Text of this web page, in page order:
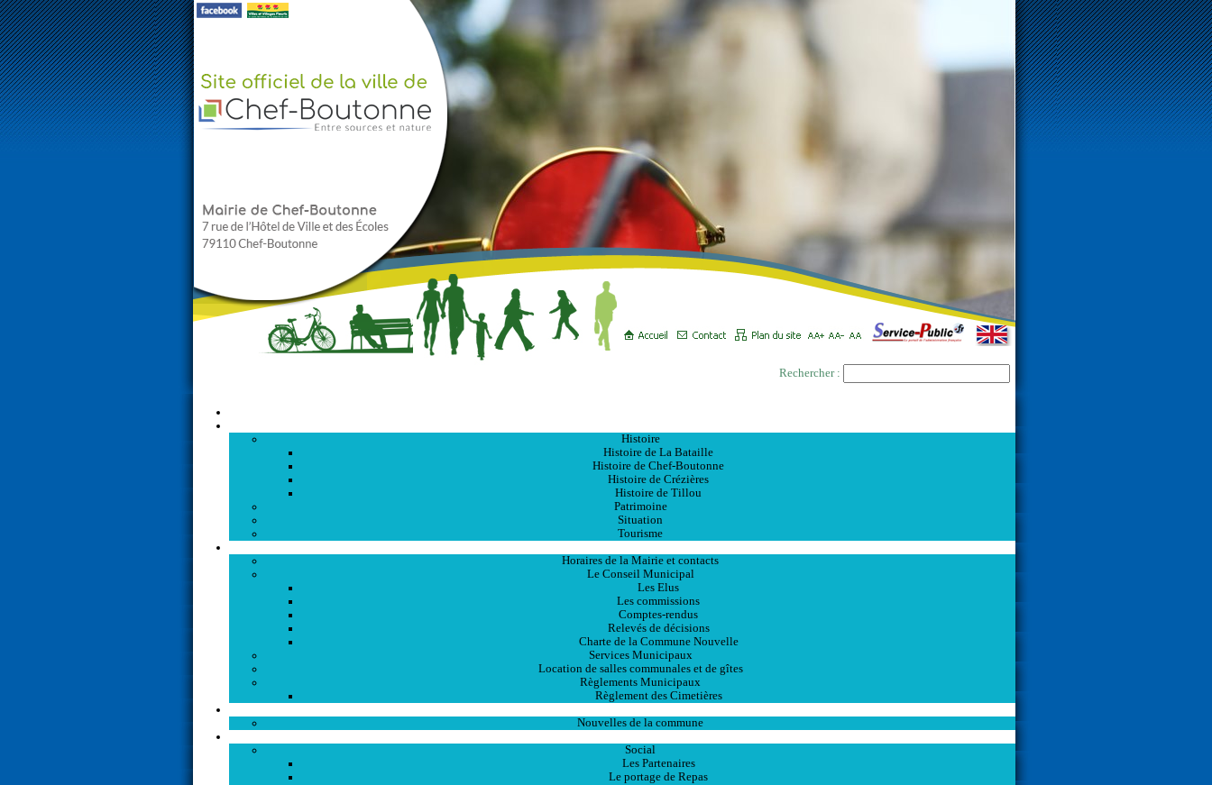
Rechercher :
Histoire
Histoire de La Bataille
Histoire de Chef-Boutonne
Histoire de Crézières
Histoire de Tillou
Patrimoine
Situation
Tourisme
Horaires de la Mairie et contacts
Le Conseil Municipal
Les Elus
Les commissions
Comptes-rendus
Relevés de décisions
Charte de la Commune Nouvelle
Services Municipaux
Location de salles communales et de gîtes
Règlements Municipaux
Règlement des Cimetières
Nouvelles de la commune
Social
Les Partenaires
Le portage de Repas